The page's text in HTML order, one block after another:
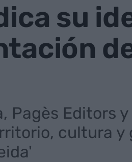
su
Pagès Editors
cultura y